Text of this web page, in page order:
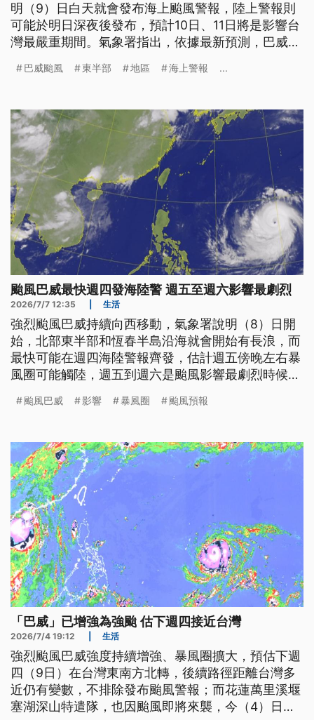
明（9）日白天就會發布海上颱風警報，陸上警報則
可能於明日深夜後發布，預計10日、11日將是影響台
灣最嚴重期間。氣象署指出，依據最新預測，巴威颱
產生交互影響，不排除屆時會更接近台灣。
巴威颱風 東半部 地區 海上警報 ...
颱風巴威最快週四發海陸警 週五至週六影響最劇烈
2026/7/7 12:35 生活
強烈颱風巴威持續向西移動，氣象署說明（8）日開
始，北部東半部和恆春半島沿海就會開始有長浪，而
最快可能在週四海陸警報齊發，估計週五傍晚左右暴
風圈可能觸陸，週五到週六是颱風影響最劇烈時候，
颱風巴威 影響 暴風圈 颱風預報
「巴威」已增強為強颱 估下週四接近台灣
2026/7/4 19:12 生活
強烈颱風巴威強度持續增強、暴風圈擴大，預估下週
四（9日）在台灣東南方北轉，後續路徑距離台灣多
近仍有變數，不排除發布颱風警報；而花蓮萬里溪堰
塞湖深山特遣隊，也因颱風即將來襲，今（4）日提